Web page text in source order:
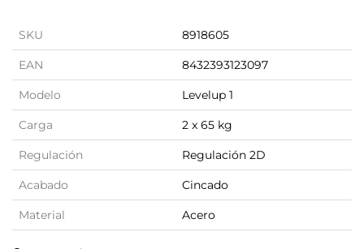
SKU 8918605
EAN 8432393123097
Modelo Levelup 1
Carga 2 x 65 kg
Regulación Regulación 2D
Acabado Cincado
Material Acero